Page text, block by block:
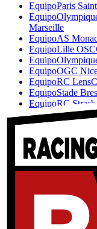
EquipoParis
Equipo
Marseille
EquipoAS
EquipoLille OSC
Equipo
EquipoOGC
EquipoRC Lens
EquipoStade
EquipoRC
Strasbourg
EquipoStade
EquipoToulouse
EquipoAJ
EquipoLe Havre
EquipoAngers
FC Lorient
FC Metz
EquipoFC Nantes
EquipoAS Saint-